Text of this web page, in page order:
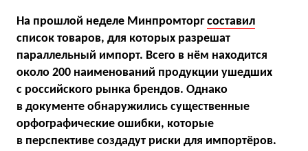
На прошлой неделе Минпромторгсоставил
список товаров, для которых разрешат
параллельный импорт. Всего в нём находится
около 200 наименований продукции ушедших
с российского рынка брендов. Однако
в документе обнаружились существенные
орфографические ошибки, которые
в перспективе создадут риски для импортёров.